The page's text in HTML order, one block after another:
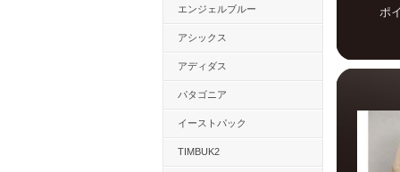
エンジェルブルー
アシックス
アディダス
パタゴニア
イーストパック
TIMBUK2
ポ